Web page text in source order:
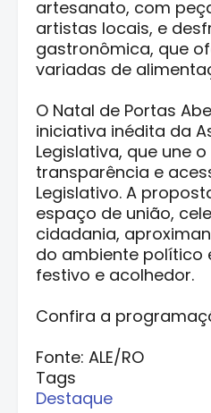
artesanato, com
artistas locais, e
gastronômica, que
variadas de
O Natal de Portas
iniciativa inédita da
Legislativa, que une
transparência e
Legislativo. A
espaço de união,
cidadania,
do ambiente político
festivo e acolhedor.
Confira a
Fonte: ALE/RO
Tags
Destaque